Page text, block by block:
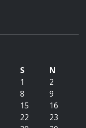
S
N
1
2
8
9
15
16
22
23